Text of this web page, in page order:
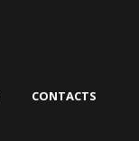
CONTACTS